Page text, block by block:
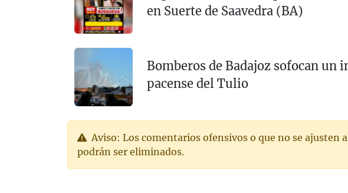
en Suerte de Saavedra (BA)
Bomberos de Badajoz sofocan un
pacense del Tulio
Aviso: Los comentarios ofensivos o que no se ajusten
podrán ser eliminados.